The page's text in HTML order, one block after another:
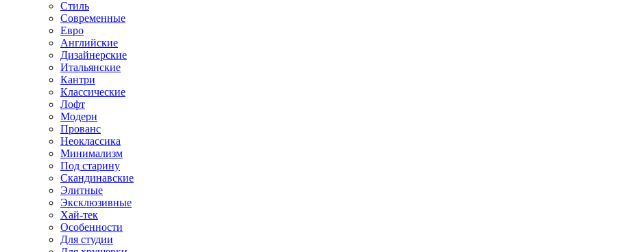
Стиль
Современные
Евро
Английские
Дизайнерские
Итальянские
Кантри
Классические
Лофт
Модерн
Прованс
Неоклассика
Минимализм
Под старину
Скандинавские
Элитные
Эксклюзивные
Хай-тек
Особенности
Для студии